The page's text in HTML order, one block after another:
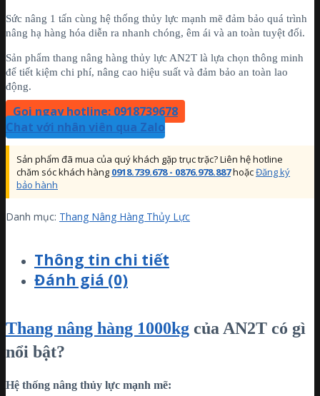
Sức nâng 1 tấn cùng hệ thống thủy lực mạnh mẽ đảm bảo quá trình
nâng hạ hàng hóa diễn ra nhanh chóng, êm ái và an toàn tuyệt đối.
Sản phẩm thang nâng hàng thủy lực AN2T là lựa chọn thông minh
để tiết kiệm chi phí, nâng cao hiệu suất và đảm bảo an toàn lao
động.
Gọi ngay hotline: 0918739678
Chat với nhân viên qua Zalo
Sản phẩm đã mua của quý khách gặp trục trặc? Liên hệ hotline
chăm sóc khách hàng 0918.739.678 - 0876.978.887hoặcĐăng ký
bảo hành
Danh mục: Thang Nâng Hàng Thủy Lực
Thông tin chi tiết
Đánh giá (0)
Thang nâng hàng 1000kg của AN2T có gì
nổi bật?
Hệ thống nâng thủy lực mạnh mẽ: